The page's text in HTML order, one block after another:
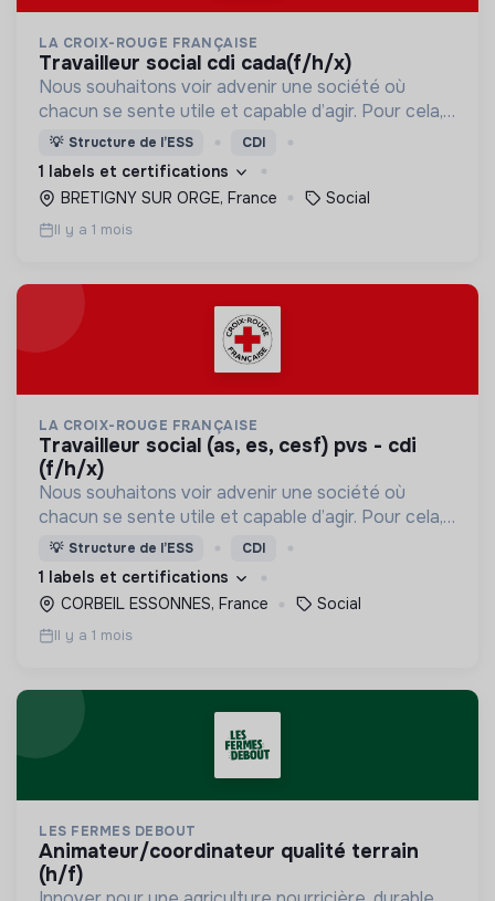
LA CROIX-ROUGE FRANÇAISE
travailleur social cdi cada(f/h/x)
Nous souhaitons voir advenir une société où
chacun se sente utile et capable d’agir. Pour cela,
nous proposons des moyens et des lieux
d’engagement innovants et adaptés à tous.
💡 Structure de l’ESS CDI
1 labels et certifications
BRETIGNY SUR ORGE, France
Social
Il y a 1 mois
LA CROIX-ROUGE FRANÇAISE
travailleur social (as, es, cesf) pvs - cdi
(f/h/x)
Nous souhaitons voir advenir une société où
chacun se sente utile et capable d’agir. Pour cela,
nous proposons des moyens et des lieux
d’engagement innovants et adaptés à tous.
💡 Structure de l’ESS CDI
1 labels et certifications
CORBEIL ESSONNES, France
Social
Il y a 1 mois
LES FERMES DEBOUT
animateur/coordinateur qualité terrain
(h/f)